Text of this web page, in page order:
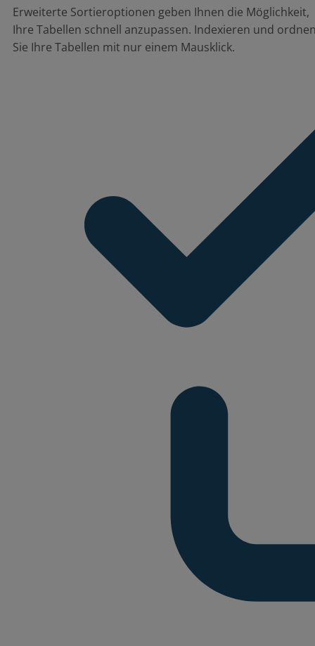
Erweiterte Sortieroptionen geben Ihnen die Möglichkeit,
Ihre Tabellen schnell anzupassen. Indexieren und
Sie Ihre Tabellen mit nur einem Mausklick.